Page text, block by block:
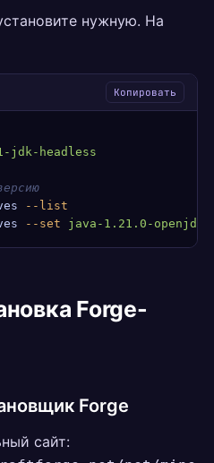
нужную. На
Копировать
jdk-headless
--list
--set java-1.21.0-openjdk-
Forge-
Forge
сайт: